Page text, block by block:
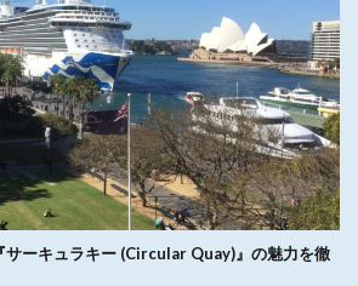
サーキュラキー (Circular Quay)』の魅力を徹